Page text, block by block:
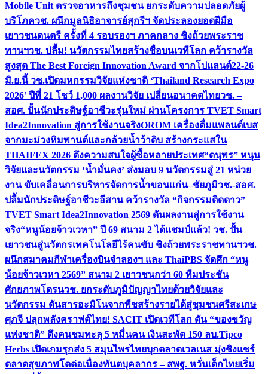
Mobile Unit ตรวจอาหารถึงชุมชน ยกระดับความปลอดภัยผู้
บริโภควช. ผนึกมูลนิธิอาจารย์สุกรีฯ จัดประลองยอดฝีมือ
เยาวชนดนตรี ครั้งที่ 4 รอบรองฯ ภาคกลาง ชิงถ้วยพระราช
ทานฯวช. ปลื้ม! นวัตกรรมไทยสร้างชื่อบนเวทีโลก คว้ารางวัล
สูงสุด The Best Foreign Innovation Award จากโปแลนด์22-26
มิ.ย.นี้ วช.เปิดมหกรรมวิจัยแห่งชาติ ‘Thailand Research Expo
2026’ ปีที่ 21 โชว์ 1,000 ผลงานวิจัย เปลี่ยนอนาคตไทยวช. –
สอศ. ปั้นนักประดิษฐ์อาชีวะรุ่นใหม่ ผ่านโครงการ TVET Smart
Idea2Innovation สู่การใช้งานจริงOROM เครื่องดื่มแพลนต์เบส
จากมะม่วงหิมพานต์และกล้วยน้ำว้าดิบ สร้างกระแสใน
THAIFEX 2026 ดึงความสนใจผู้ซื้อหลายประเทศ“ดนุพร” หนุน
วิจัยและนวัตกรรม ‘น้ำมั่นคง’ ส่งมอบ 9 นวัตกรรมสู่ 21 หน่วย
งาน ขับเคลื่อนการบริหารจัดการน้ำขอนแก่น–ชัยภูมิวช.-สอศ.
ปลื้มนักประดิษฐ์อาชีวะอีสาน คว้ารางวัล “กิจกรรมติดดาว”
TVET Smart Idea2Innovation 2569 ดันผลงานสู่การใช้งาน
จริง“หนูน้อยจ้าวเวหา” ปี 69 สนาม 2 ได้แชมป์แล้ว! วช. ปั้น
เยาวชนสู่นวัตกรเทคโนโลยีไร้คนขับ ชิงถ้วยพระราชทานฯวช.
ผนึกสมาคมกีฬาเครื่องบินจำลองฯ และ ThaiPBS จัดศึก “หนู
น้อยจ้าวเวหา 2569” สนาม 2 เยาวชนกว่า 60 ทีมประชัน
ศักยภาพโดรนวช. ยกระดับภูมิปัญญาไทยด้วยวิจัยและ
นวัตกรรม ดันสารอะมิโนจากพืชสร้างรายได้สู่ชุมชนศรีสะเกษ
ศุภจี ปลุกพลังคราฟต์ไทย! SACIT เปิดเวทีโลก ดัน “ของขวัญ
แห่งชาติ” ดึงคนชมทะลุ 5 หมื่นคน เงินสะพัด 150 ลบ.Tipco
Herbs เปิดเกมรุกส่ง 5 สมุนไพรไทยบุกตลาดเวลเนส มุ่งชิงแชร์
ตลาดสุขภาพโตต่อเนื่องทันตบุคลากร – สพฐ. หวั่นเด็กไทยเริ่ม